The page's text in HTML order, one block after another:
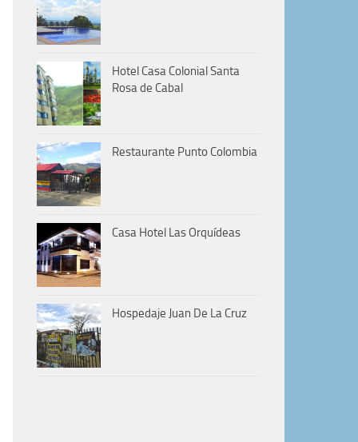
Hotel Casa Colonial Santa
Rosa de Cabal
Restaurante Punto Colombia
Casa Hotel Las Orquídeas
Hospedaje Juan De La Cruz